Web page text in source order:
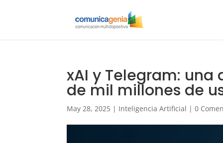
xAI y Telegram: una
de mil millones de
May 28, 2025 | Inteligencia Artificial |0